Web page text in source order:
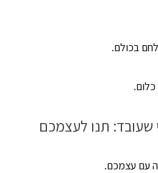
בכולם.
שעובד: תנו לעצמכם
עם עצמכם.